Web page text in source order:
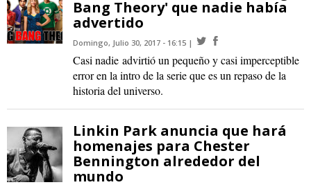
Bang Theory' que nadie había
advertido
Domingo, Julio 30, 2017 - 16:15
Casi nadie advirtió un pequeño y casi imperceptible
error en la intro de la serie que es un repaso de la
historia del universo.
Linkin Park anuncia que hará
homenajes para Chester
Bennington alrededor del
mundo